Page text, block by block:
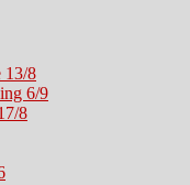
13/8
6/9
8